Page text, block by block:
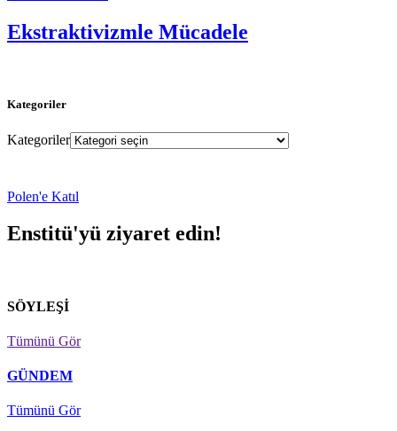
Ekstraktivizmle Mücadele
Kategoriler
Kategoriler
Polen'e Katıl
Enstitü'yü ziyaret edin!
SÖYLEŞİ
Tümünü Gör
GÜNDEM
Tümünü Gör